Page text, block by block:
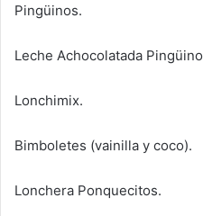
Pingüinos.
Leche Achocolatada
Lonchimix.
Bimboletes (vainilla y coco).
Lonchera Ponquecitos.